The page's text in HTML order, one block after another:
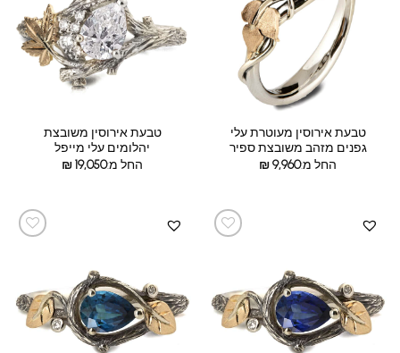
טבעת אירוסין מעוטרת עלי
גפנים מזהב משובצת ספיר
החל מ:
₪9,960
טבעת אירוסין משובצת
יהלומים עלי מייפל
החל מ:
₪19,050